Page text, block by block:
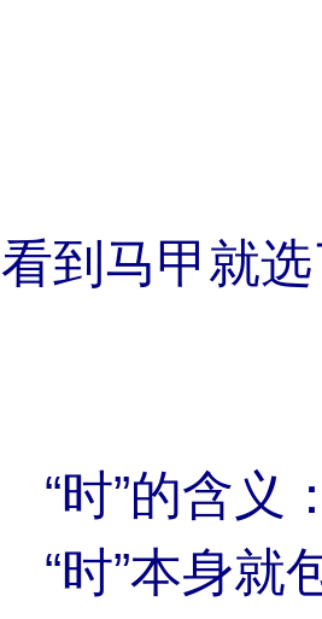
看到马甲就选
“时”的含义
“时”本身就